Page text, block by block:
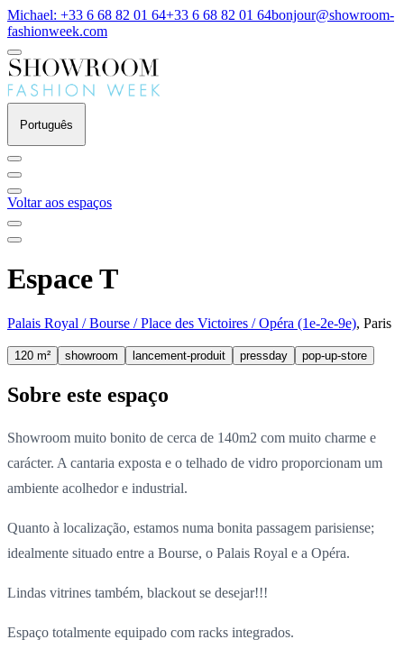
Michael: +33 6 68 82 01 64+33 6 68 82 01 64bonjour@showroom-
fashionweek.com
Português
Voltar aos espaços
Espace T
Palais Royal / Bourse / Place des Victoires / Opéra (1e-2e-9e), Paris
120 m² showroom lancement-produit pressday pop-up-store
Sobre este espaço
Showroom muito bonito de cerca de 140m2 com muito charme e
carácter. A cantaria exposta e o telhado de vidro proporcionam um
ambiente acolhedor e industrial.
Quanto à localização, estamos numa bonita passagem parisiense;
idealmente situado entre a Bourse, o Palais Royal e a Opéra.
Lindas vitrines também, blackout se desejar!!!
Espaço totalmente equipado com racks integrados.